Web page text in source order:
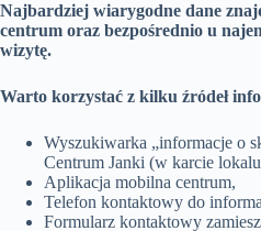
Najbardziej wiarygodne dane
centrum oraz bezpośrednio u
wizytę.
Warto korzystać z kilku źródeł
Wyszukiwarka „informacje o
Centrum Janki (w karcie
Aplikacja mobilna centrum,
Telefon kontaktowy do
Formularz kontaktowy